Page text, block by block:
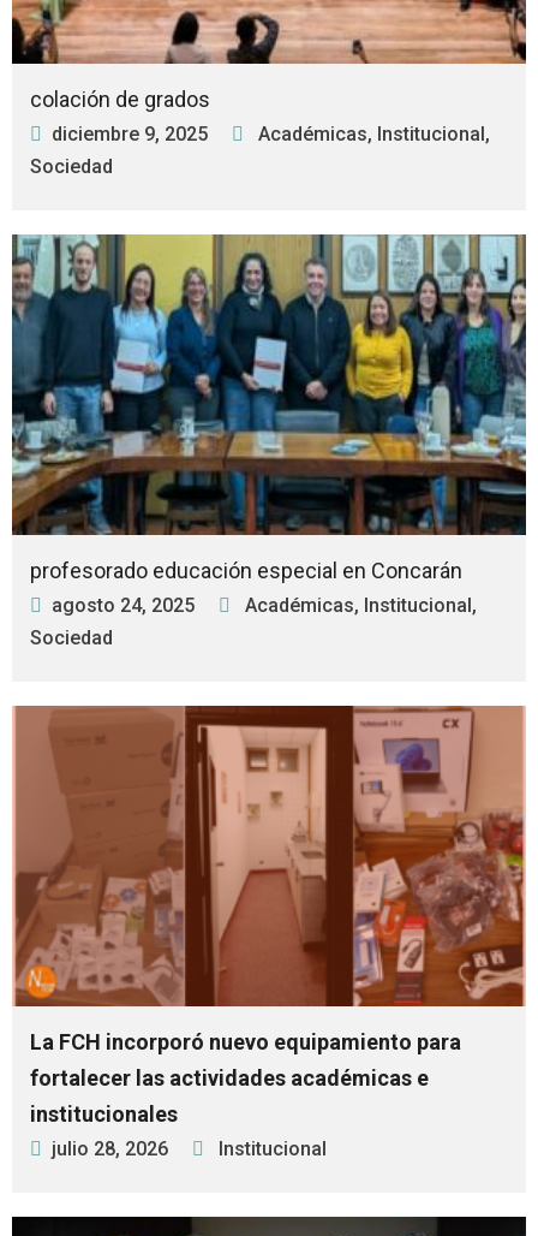
colación de grados
diciembre 9, 2025 Académicas, Institucional,
Sociedad
profesorado educación especial en Concarán
agosto 24, 2025 Académicas, Institucional,
Sociedad
La FCH incorporó nuevo equipamiento para
fortalecer las actividades académicas e
institucionales
julio 28, 2026 Institucional